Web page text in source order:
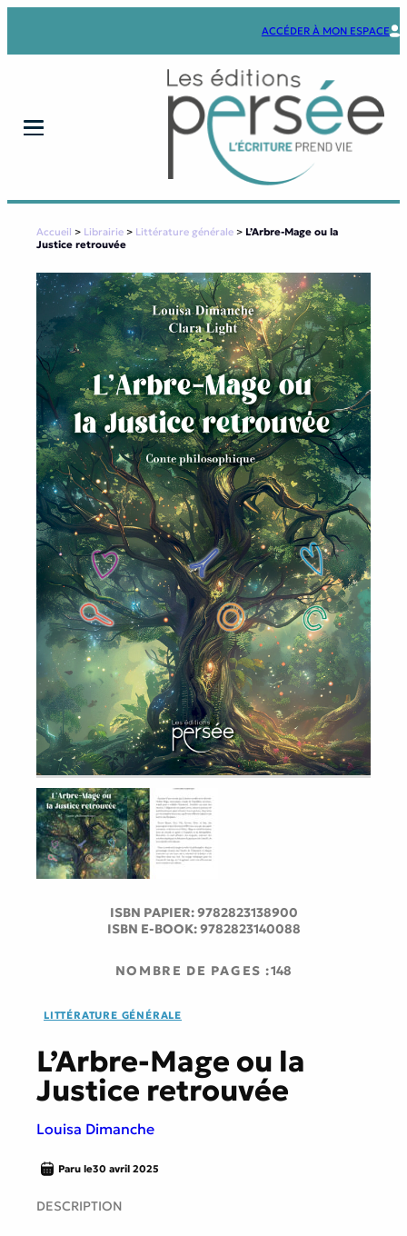
ACCÉDER À MON ESPACE
Accueil > Librairie > Littérature générale > L’Arbre-Mage ou la
Justice retrouvée
ISBN PAPIER:9782823138900
ISBN E-BOOK:9782823140088
NOMBRE DE PAGES :148
LITTÉRATURE GÉNÉRALE
L’Arbre-Mage ou la
Justice retrouvée
Louisa Dimanche
Paru le30 avril 2025
DESCRIPTION